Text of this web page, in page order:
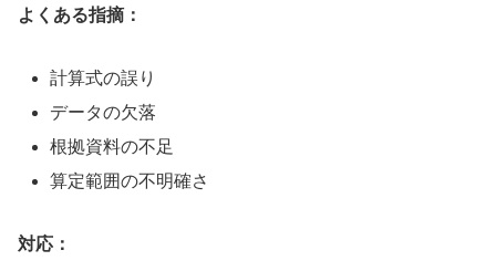
よくある指摘：
計算式の誤り
データの欠落
根拠資料の不足
算定範囲の不明確さ
対応：